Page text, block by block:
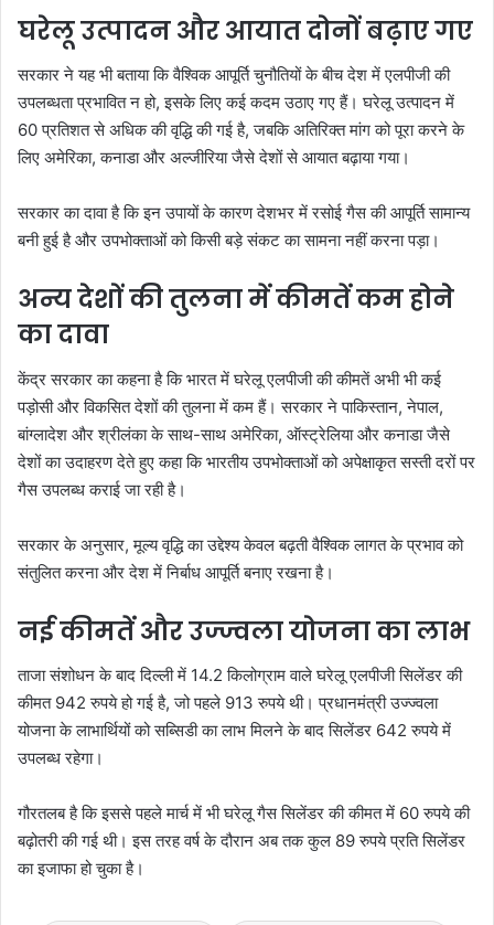
घरेलू उत्पादन और आयात दोनों बढ़ाए गए
सरकार ने यह भी बताया कि वैश्विक आपूर्ति चुनौतियों के बीच देश में एलपीजी की
उपलब्धता प्रभावित न हो, इसके लिए कई कदम उठाए गए हैं। घरेलू उत्पादन में
60 प्रतिशत से अधिक की वृद्धि की गई है, जबकि अतिरिक्त मांग को पूरा करने के
लिए अमेरिका, कनाडा और अल्जीरिया जैसे देशों से आयात बढ़ाया गया।
सरकार का दावा है कि इन उपायों के कारण देशभर में रसोई गैस की आपूर्ति सामान्य
बनी हुई है और उपभोक्ताओं को किसी बड़े संकट का सामना नहीं करना पड़ा।
अन्य देशों की तुलना में कीमतें कम होने
का दावा
केंद्र सरकार का कहना है कि भारत में घरेलू एलपीजी की कीमतें अभी भी कई
पड़ोसी और विकसित देशों की तुलना में कम हैं। सरकार ने पाकिस्तान, नेपाल,
बांग्लादेश और श्रीलंका के साथ-साथ अमेरिका, ऑस्ट्रेलिया और कनाडा जैसे
देशों का उदाहरण देते हुए कहा कि भारतीय उपभोक्ताओं को अपेक्षाकृत सस्ती दरों पर
गैस उपलब्ध कराई जा रही है।
सरकार के अनुसार, मूल्य वृद्धि का उद्देश्य केवल बढ़ती वैश्विक लागत के प्रभाव को
संतुलित करना और देश में निर्बाध आपूर्ति बनाए रखना है।
नई कीमतें और उज्ज्वला योजना का लाभ
ताजा संशोधन के बाद दिल्ली में 14.2 किलोग्राम वाले घरेलू एलपीजी सिलेंडर की
कीमत 942 रुपये हो गई है, जो पहले 913 रुपये थी। प्रधानमंत्री उज्ज्वला
योजना के लाभार्थियों को सब्सिडी का लाभ मिलने के बाद सिलेंडर 642 रुपये में
उपलब्ध रहेगा।
गौरतलब है कि इससे पहले मार्च में भी घरेलू गैस सिलेंडर की कीमत में 60 रुपये की
बढ़ोतरी की गई थी। इस तरह वर्ष के दौरान अब तक कुल 89 रुपये प्रति सिलेंडर
का इजाफा हो चुका है।